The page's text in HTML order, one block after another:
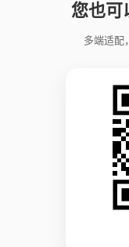
您也可
多端适配